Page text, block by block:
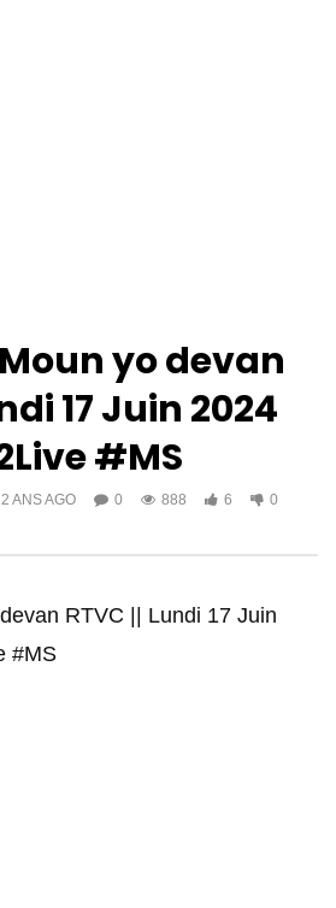
yo devan
17 Juin 2024
#MS
2 ANS AGO 0 888 6 0
RTVC || Lundi 17 Juin
#MS